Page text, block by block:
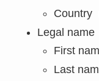
Country
Legal name
First
Last